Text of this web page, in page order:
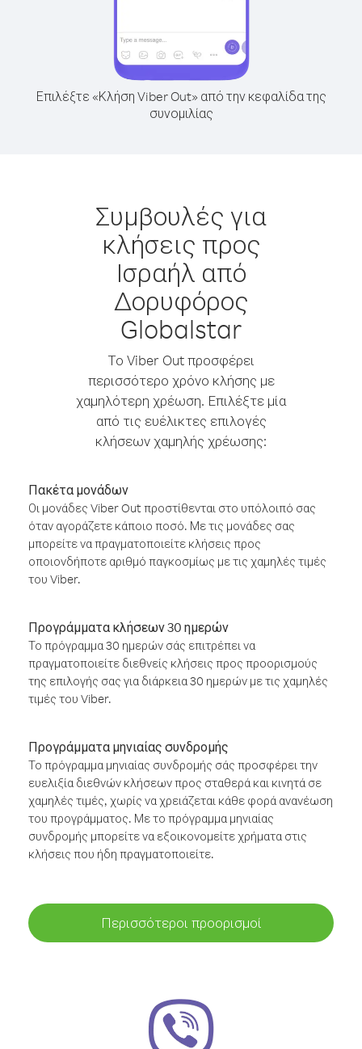
Επιλέξτε «Κλήση Viber Out» από την κεφαλίδα της
συνομιλίας
Συμβουλές για
κλήσεις προς
Ισραήλ από
Δορυφόρος
Globalstar
Το Viber Out προσφέρει
περισσότερο χρόνο κλήσης με
χαμηλότερη χρέωση. Επιλέξτε μία
από τις ευέλικτες επιλογές
κλήσεων χαμηλής χρέωσης:
Πακέτα μονάδων
Οι μονάδες Viber Out προστίθενται στο υπόλοιπό σας
όταν αγοράζετε κάποιο ποσό. Με τις μονάδες σας
μπορείτε να πραγματοποιείτε κλήσεις προς
οποιονδήποτε αριθμό παγκοσμίως με τις χαμηλές τιμές
του Viber.
Προγράμματα κλήσεων 30 ημερών
Το πρόγραμμα 30 ημερών σάς επιτρέπει να
πραγματοποιείτε διεθνείς κλήσεις προς προορισμούς
της επιλογής σας για διάρκεια 30 ημερών με τις χαμηλές
τιμές του Viber.
Προγράμματα μηνιαίας συνδρομής
Το πρόγραμμα μηνιαίας συνδρομής σάς προσφέρει την
ευελιξία διεθνών κλήσεων προς σταθερά και κινητά σε
χαμηλές τιμές, χωρίς να χρειάζεται κάθε φορά ανανέωση
του προγράμματος. Με το πρόγραμμα μηνιαίας
συνδρομής μπορείτε να εξοικονομείτε χρήματα στις
κλήσεις που ήδη πραγματοποιείτε.
Περισσότεροι προορισμοί